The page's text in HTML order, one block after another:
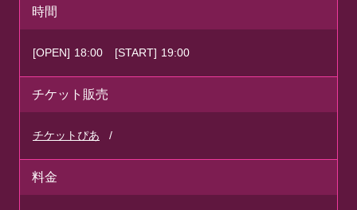
時間
[OPEN] 18:00 [START] 19:00
チケット販売
チケットぴあ
料金